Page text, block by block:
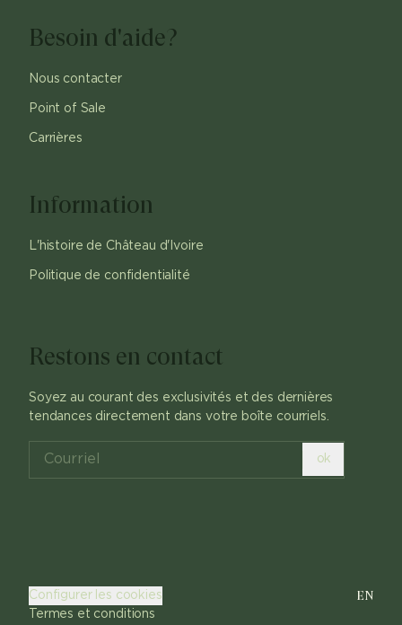
Besoin d'aide?
Nous contacter
Point of Sale
Carrières
Information
L'histoire de Château d'Ivoire
Politique de confidentialité
Restons en contact
Soyez au courant des exclusivités et des dernières
tendances directement dans votre boîte courriels.
ok
Configurer les cookies
Termes et conditions
EN